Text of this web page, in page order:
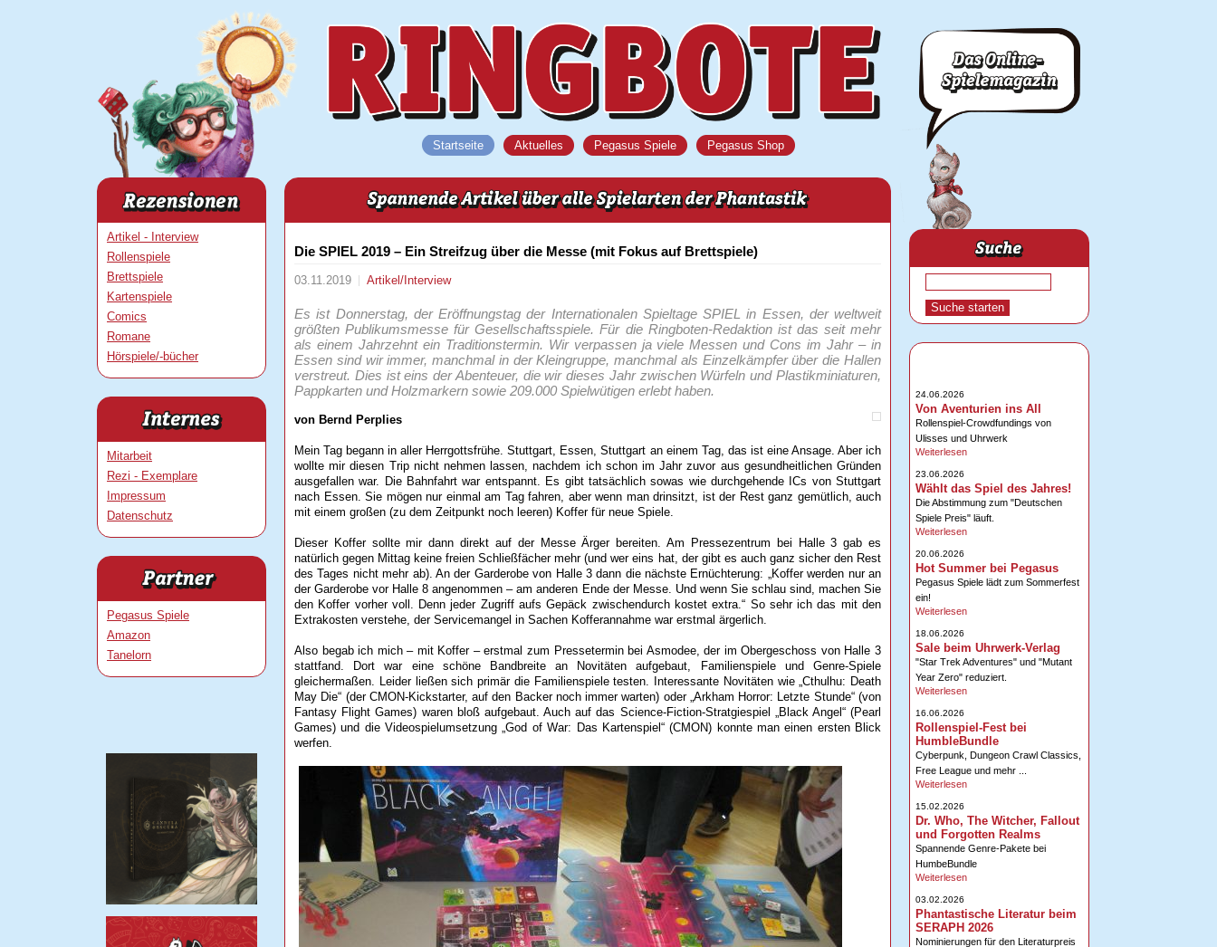
Startseite Aktuelles Pegasus Spiele Pegasus Shop
Artikel - Interview
Rollenspiele
Brettspiele
Kartenspiele
Comics
Romane
Hörspiele/-bücher
Mitarbeit
Rezi - Exemplare
Impressum
Datenschutz
Pegasus Spiele
Amazon
Tanelorn
Die SPIEL 2019 – Ein Streifzug über die Messe (mit Fokus auf Brettspiele)
03.11.2019 Artikel/Interview
Es ist Donnerstag, der Eröffnungstag der Internationalen Spieltage SPIEL in Essen, der weltweit
größten Publikumsmesse für Gesellschaftsspiele. Für die Ringboten-Redaktion ist das seit mehr
als einem Jahrzehnt ein Traditionstermin. Wir verpassen ja viele Messen und Cons im Jahr – in
Essen sind wir immer, manchmal in der Kleingruppe, manchmal als Einzelkämpfer über die Hallen
verstreut. Dies ist eins der Abenteuer, die wir dieses Jahr zwischen Würfeln und Plastikminiaturen,
Pappkarten und Holzmarkern sowie 209.000 Spielwütigen erlebt haben.
von Bernd Perplies
Mein Tag begann in aller Herrgottsfrühe. Stuttgart, Essen, Stuttgart an einem Tag, das ist eine Ansage. Aber ich
wollte mir diesen Trip nicht nehmen lassen, nachdem ich schon im Jahr zuvor aus gesundheitlichen Gründen
ausgefallen war. Die Bahnfahrt war entspannt. Es gibt tatsächlich sowas wie durchgehende ICs von Stuttgart
nach Essen. Sie mögen nur einmal am Tag fahren, aber wenn man drinsitzt, ist der Rest ganz gemütlich, auch
mit einem großen (zu dem Zeitpunkt noch leeren) Koffer für neue Spiele.
Dieser Koffer sollte mir dann direkt auf der Messe Ärger bereiten. Am Pressezentrum bei Halle 3 gab es
natürlich gegen Mittag keine freien Schließfächer mehr (und wer eins hat, der gibt es auch ganz sicher den Rest
des Tages nicht mehr ab). An der Garderobe von Halle 3 dann die nächste Ernüchterung: „Koffer werden nur an
der Garderobe vor Halle 8 angenommen – am anderen Ende der Messe. Und wenn Sie schlau sind, machen Sie
den Koffer vorher voll. Denn jeder Zugriff aufs Gepäck zwischendurch kostet extra.“ So sehr ich das mit den
Extrakosten verstehe, der Servicemangel in Sachen Kofferannahme war erstmal ärgerlich.
Also begab ich mich – mit Koffer – erstmal zum Pressetermin bei Asmodee, der im Obergeschoss von Halle 3
stattfand. Dort war eine schöne Bandbreite an Novitäten aufgebaut, Familienspiele und Genre-Spiele
gleichermaßen. Leider ließen sich primär die Familienspiele testen. Interessante Novitäten wie „Cthulhu: Death
May Die“ (der CMON-Kickstarter, auf den Backer noch immer warten) oder „Arkham Horror: Letzte Stunde“ (von
Fantasy Flight Games) waren bloß aufgebaut. Auch auf das Science-Fiction-Stratgiespiel „Black Angel“ (Pearl
Games) und die Videospielumsetzung „God of War: Das Kartenspiel“ (CMON) konnte man einen ersten Blick
werfen.
24.06.2026
Von Aventurien ins All
Rollenspiel-Crowdfundings von
Ulisses und Uhrwerk
Weiterlesen
23.06.2026
Wählt das Spiel des Jahres!
Die Abstimmung zum "Deutschen
Spiele Preis" läuft.
Weiterlesen
20.06.2026
Hot Summer bei Pegasus
Pegasus Spiele lädt zum Sommerfest
ein!
Weiterlesen
18.06.2026
Sale beim Uhrwerk-Verlag
"Star Trek Adventures" und "Mutant
Year Zero" reduziert.
Weiterlesen
16.06.2026
Rollenspiel-Fest bei
HumbleBundle
Cyberpunk, Dungeon Crawl Classics,
Free League und mehr ...
Weiterlesen
15.02.2026
Dr. Who, The Witcher, Fallout
und Forgotten Realms
Spannende Genre-Pakete bei
HumbeBundle
Weiterlesen
03.02.2026
Phantastische Literatur beim
SERAPH 2026
Nominierungen für den Literaturpreis